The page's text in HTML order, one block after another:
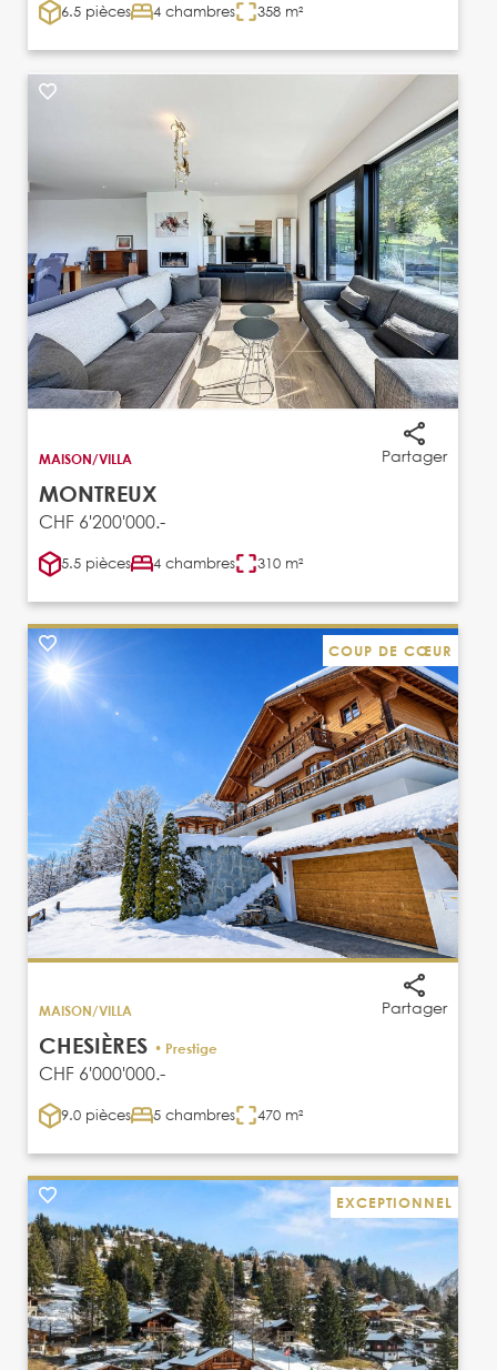
6.5 pièces 4 chambres 358 m²
Partager
MAISON/VILLA
MONTREUX
CHF 6'200'000.-
5.5 pièces 4 chambres 310 m²
COUP DE CŒUR
Partager
MAISON/VILLA
CHESIÈRES • Prestige
CHF 6'000'000.-
9.0 pièces 5 chambres 470 m²
EXCEPTIONNEL